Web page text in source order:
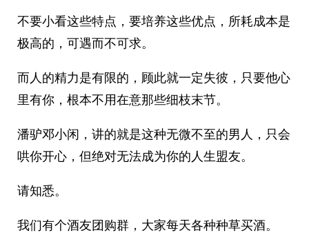
不要小看这些特点，要培养这些优点，所耗成本是
极高的，可遇而不可求。
而人的精力是有限的，顾此就一定失彼，只要他心
里有你，根本不用在意那些细枝末节。
潘驴邓小闲，讲的就是这种无微不至的男人，只会
哄你开心，但绝对无法成为你的人生盟友。
请知悉。
我们有个酒友团购群，大家每天各种种草买酒。